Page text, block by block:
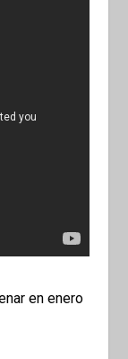
en enero